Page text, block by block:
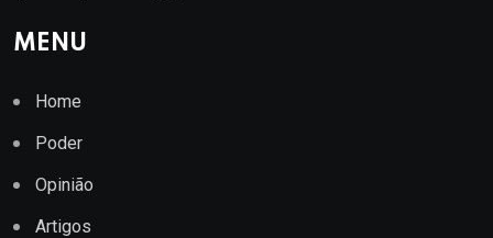
MENU
Home
Poder
Opinião
Artigos